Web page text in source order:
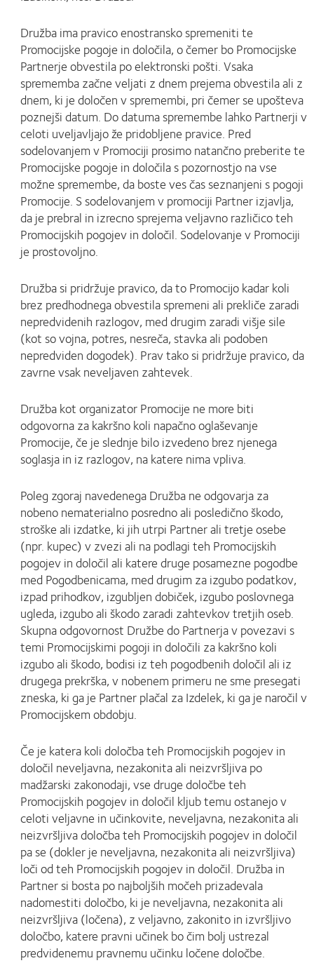
Družba ima pravico enostransko spremeniti te
Promocijske pogoje in določila, o čemer bo Promocijske
Partnerje obvestila po elektronski pošti. Vsaka
sprememba začne veljati z dnem prejema obvestila ali z
dnem, ki je določen v spremembi, pri čemer se upošteva
poznejši datum. Do datuma spremembe lahko Partnerji v
celoti uveljavljajo že pridobljene pravice. Pred
sodelovanjem v Promociji prosimo natančno preberite te
Promocijske pogoje in določila s pozornostjo na vse
možne spremembe, da boste ves čas seznanjeni s pogoji
Promocije. S sodelovanjem v promociji Partner izjavlja,
da je prebral in izrecno sprejema veljavno različico teh
Promocijskih pogojev in določil. Sodelovanje v Promociji
je prostovoljno.
Družba si pridržuje pravico, da to Promocijo kadar koli
brez predhodnega obvestila spremeni ali prekliče zaradi
nepredvidenih razlogov, med drugim zaradi višje sile
(kot so vojna, potres, nesreča, stavka ali podoben
nepredviden dogodek). Prav tako si pridržuje pravico, da
zavrne vsak neveljaven zahtevek.
Družba kot organizator Promocije ne more biti
odgovorna za kakršno koli napačno oglaševanje
Promocije, če je slednje bilo izvedeno brez njenega
soglasja in iz razlogov, na katere nima vpliva.
Poleg zgoraj navedenega Družba ne odgovarja za
nobeno nematerialno posredno ali posledično škodo,
stroške ali izdatke, ki jih utrpi Partner ali tretje osebe
(npr. kupec) v zvezi ali na podlagi teh Promocijskih
pogojev in določil ali katere druge posamezne pogodbe
med Pogodbenicama, med drugim za izgubo podatkov,
izpad prihodkov, izgubljen dobiček, izgubo poslovnega
ugleda, izgubo ali škodo zaradi zahtevkov tretjih oseb.
Skupna odgovornost Družbe do Partnerja v povezavi s
temi Promocijskimi pogoji in določili za kakršno koli
izgubo ali škodo, bodisi iz teh pogodbenih določil ali iz
drugega prekrška, v nobenem primeru ne sme presegati
zneska, ki ga je Partner plačal za Izdelek, ki ga je naročil v
Promocijskem obdobju.
Če je katera koli določba teh Promocijskih pogojev in
določil neveljavna, nezakonita ali neizvršljiva po
madžarski zakonodaji, vse druge določbe teh
Promocijskih pogojev in določil kljub temu ostanejo v
celoti veljavne in učinkovite, neveljavna, nezakonita ali
neizvršljiva določba teh Promocijskih pogojev in določil
pa se (dokler je neveljavna, nezakonita ali neizvršljiva)
loči od teh Promocijskih pogojev in določil. Družba in
Partner si bosta po najboljših močeh prizadevala
nadomestiti določbo, ki je neveljavna, nezakonita ali
neizvršljiva (ločena), z veljavno, zakonito in izvršljivo
določbo, katere pravni učinek bo čim bolj ustrezal
predvidenemu pravnemu učinku ločene določbe.